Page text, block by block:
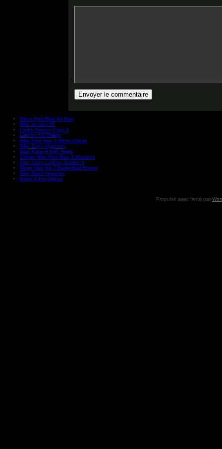
Black Pink Blue Air Max
Nike air max 95
Under Armour Curry 3
Lebron Xiii Cheap
Nike Free Run 3 Mens Cheap
Nike Zoom Hyperrev
Nike Kobe 9 Elite Hight
Cheap Nike Free Run 3 Womens
Nike Zoom LeBron Soldier 9
Mens Nike Kd 7 Basketball Shoes
Nike Zoom Hyperev
Kobe X For Cheap
Propulsé avec fierté par